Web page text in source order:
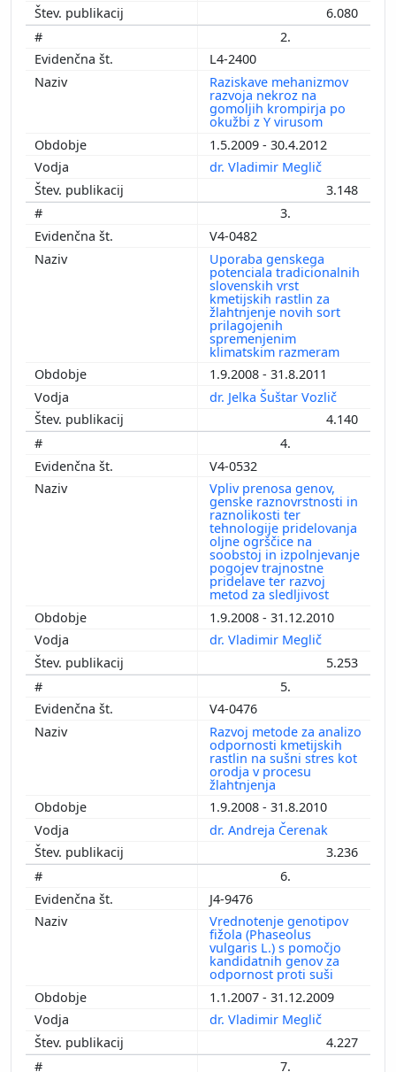
6.080
2.
L4-2400
Raziskave mehanizmov
razvoja nekroz na
gomoljih krompirja po
okužbi z Y virusom
1.5.2009 - 30.4.2012
dr. Vladimir Meglič
3.148
3.
V4-0482
Uporaba genskega
potenciala tradicionalnih
slovenskih vrst
kmetijskih rastlin za
žlahtnjenje novih sort
prilagojenih
spremenjenim
klimatskim razmeram
1.9.2008 - 31.8.2011
dr. Jelka Šuštar Vozlič
4.140
4.
V4-0532
Vpliv prenosa genov,
genske raznovrstnosti in
raznolikosti ter
tehnologije pridelovanja
oljne ogrščice na
soobstoj in izpolnjevanje
pogojev trajnostne
pridelave ter razvoj
metod za sledljivost
1.9.2008 - 31.12.2010
dr. Vladimir Meglič
5.253
5.
V4-0476
Razvoj metode za analizo
odpornosti kmetijskih
rastlin na sušni stres kot
orodja v procesu
žlahtnjenja
1.9.2008 - 31.8.2010
dr. Andreja Čerenak
3.236
6.
J4-9476
Vrednotenje genotipov
fižola (Phaseolus
vulgaris L.) s pomočjo
kandidatnih genov za
odpornost proti suši
1.1.2007 - 31.12.2009
dr. Vladimir Meglič
4.227
7.